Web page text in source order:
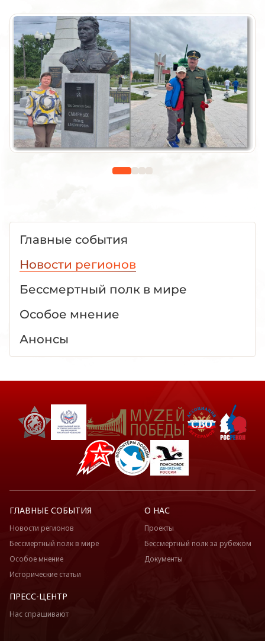
Главные события
Новости регионов
Бессмертный полк в мире
Особое мнение
Анонсы
ГЛАВНЫЕ СОБЫТИЯ
Новости регионов
Бессмертный полк в мире
Особое мнение
Исторические статьи
О НАС
Проекты
Бессмертный полк за рубежом
Документы
ПРЕСС-ЦЕНТР
Нас спрашивают